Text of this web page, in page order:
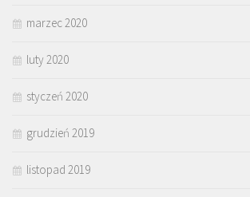
marzec 2020
luty 2020
styczeń 2020
grudzień 2019
listopad 2019